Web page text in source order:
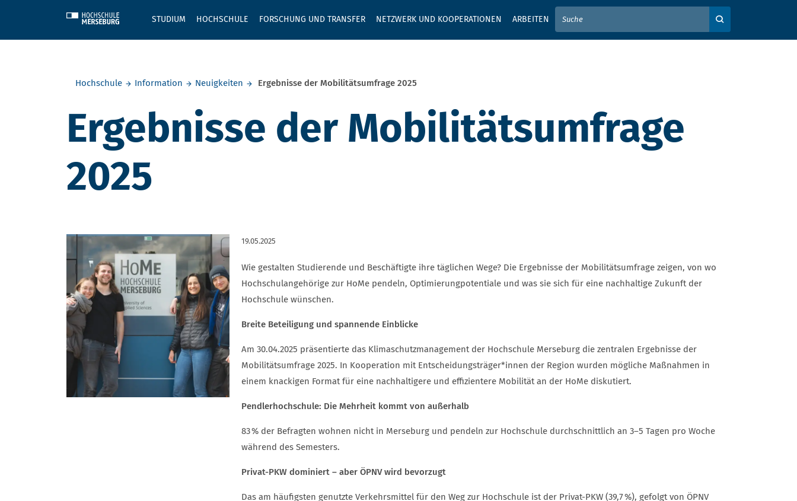
STUDIUM HOCHSCHULE FORSCHUNG UND TRANSFER NETZWERK UND KOOPERATIONEN ARBEITEN
GEBEN SIE HIER IHREN SUCHBEGRIFF EIN
Hochschule
Information Neuigkeiten Ergebnisse der Mobilitätsumfrage 2025
Ergebnisse der Mobilitätsumfrage
2025
19.05.2025
Wie gestalten Studierende und Beschäftigte ihre täglichen Wege? Die Ergebnisse der Mobilitätsumfrage zeigen, von wo
Hochschulangehörige zur HoMe pendeln, Optimierungpotentiale und was sie sich für eine nachhaltige Zukunft der
Hochschule wünschen.
Breite Beteiligung und spannende Einblicke
Am 30.04.2025 präsentierte das Klimaschutzmanagement der Hochschule Merseburg die zentralen Ergebnisse der
Mobilitätsumfrage 2025. In Kooperation mit Entscheidungsträger*innen der Region wurden mögliche Maßnahmen in
einem knackigen Format für eine nachhaltigere und effizientere Mobilität an der HoMe diskutiert.
Pendlerhochschule: Die Mehrheit kommt von außerhalb
83 % der Befragten wohnen nicht in Merseburg und pendeln zur Hochschule durchschnittlich an 3–5 Tagen pro Woche
während des Semesters.
Privat-PKW dominiert – aber ÖPNV wird bevorzugt
Das am häufigsten genutzte Verkehrsmittel für den Weg zur Hochschule ist der Privat-PKW (39,7 %), gefolgt von ÖPNV